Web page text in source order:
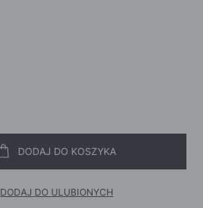
DODAJ DO KOSZYKA
DODAJ DO ULUBIONYCH